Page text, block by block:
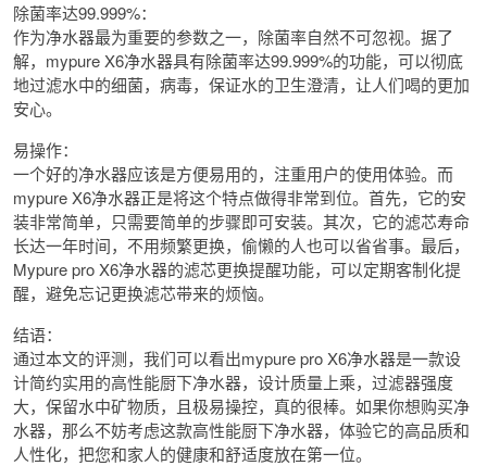
除菌率达99.999%：
作为净水器最为重要的参数之一，除菌率自然不可忽视。据了
解，mypure X6净水器具有除菌率达99.999%的功能，可以彻底
地过滤水中的细菌，病毒，保证水的卫生澄清，让人们喝的更加
安心。
易操作：
一个好的净水器应该是方便易用的，注重用户的使用体验。而
mypure X6净水器正是将这个特点做得非常到位。首先，它的安
装非常简单，只需要简单的步骤即可安装。其次，它的滤芯寿命
长达一年时间，不用频繁更换，偷懒的人也可以省省事。最后，
Mypure pro X6净水器的滤芯更换提醒功能，可以定期客制化提
醒，避免忘记更换滤芯带来的烦恼。
结语：
通过本文的评测，我们可以看出mypure pro X6净水器是一款设
计简约实用的高性能厨下净水器，设计质量上乘，过滤器强度
大，保留水中矿物质，且极易操控，真的很棒。如果你想购买净
水器，那么不妨考虑这款高性能厨下净水器，体验它的高品质和
人性化，把您和家人的健康和舒适度放在第一位。